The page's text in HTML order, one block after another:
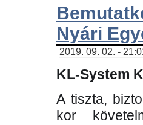
Nyári
2019. 09. 02. -
KL-System
A tiszta,
kor